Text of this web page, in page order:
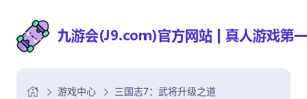
游戏中心 三国志7：武将升级之道